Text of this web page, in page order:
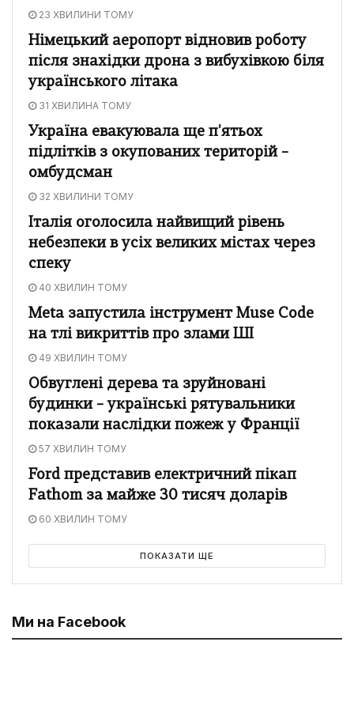
23 ХВИЛИНИ ТОМУ
Німецький аеропорт відновив роботу
після знахідки дрона з вибухівкою біля
українського літака
31 ХВИЛИНА ТОМУ
Україна евакуювала ще п'ятьох
підлітків з окупованих територій –
омбудсман
32 ХВИЛИНИ ТОМУ
Італія оголосила найвищий рівень
небезпеки в усіх великих містах через
спеку
40 ХВИЛИН ТОМУ
Meta запустила інструмент Muse Code
на тлі викриттів про злами ШІ
49 ХВИЛИН ТОМУ
Обвуглені дерева та зруйновані
будинки – українські рятувальники
показали наслідки пожеж у Франції
57 ХВИЛИН ТОМУ
Ford представив електричний пікап
Fathom за майже 30 тисяч доларів
60 ХВИЛИН ТОМУ
ПОКАЗАТИ ЩЕ
Ми на Facebook